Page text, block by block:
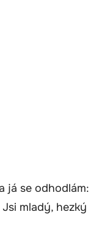
já se odhodlám:
mladý, hezký